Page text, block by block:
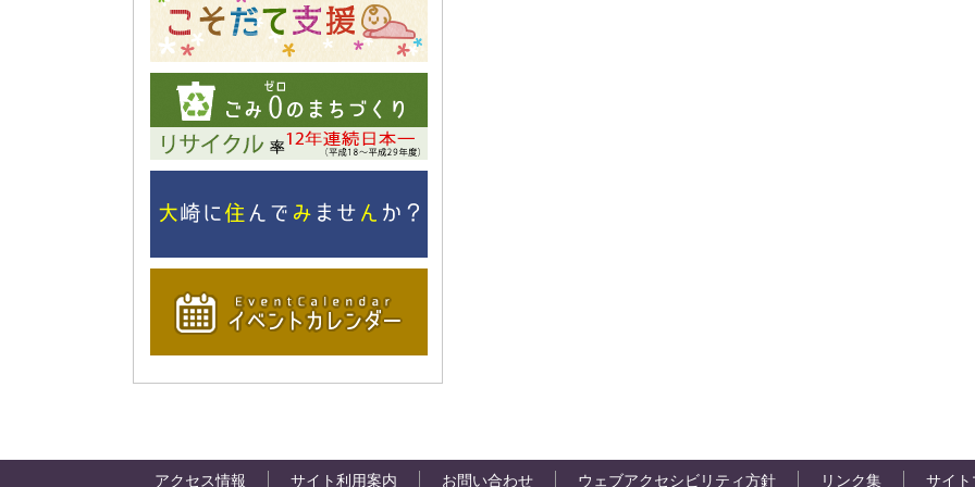
アクセス情報 サイト利用案内 お問い合わせ ウェブアクセシビリティ方針 リンク集 サイ